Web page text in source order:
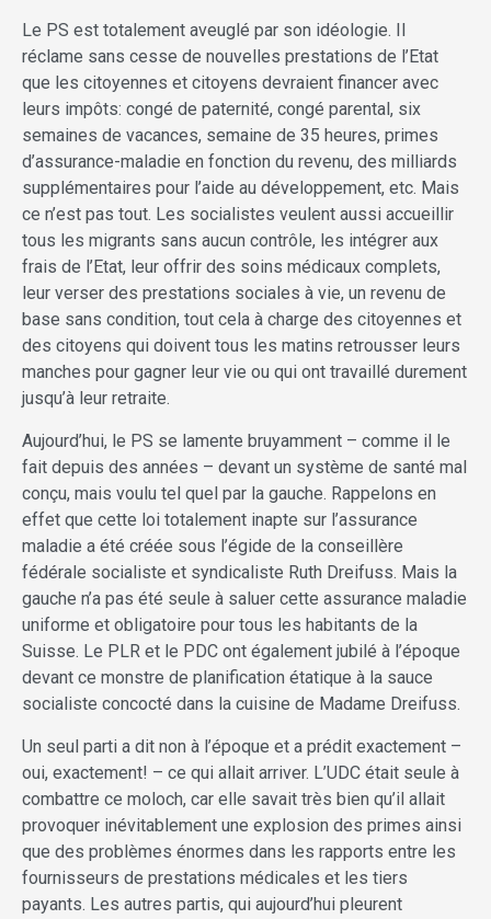
Le PS est totalement aveuglé par son idéologie. Il
réclame sans cesse de nouvelles prestations de l’Etat
que les citoyennes et citoyens devraient financer avec
leurs impôts: congé de paternité, congé parental, six
semaines de vacances, semaine de 35 heures, primes
d’assurance-maladie en fonction du revenu, des milliards
supplémentaires pour l’aide au développement, etc. Mais
ce n’est pas tout. Les socialistes veulent aussi accueillir
tous les migrants sans aucun contrôle, les intégrer aux
frais de l’Etat, leur offrir des soins médicaux complets,
leur verser des prestations sociales à vie, un revenu de
base sans condition, tout cela à charge des citoyennes et
des citoyens qui doivent tous les matins retrousser leurs
manches pour gagner leur vie ou qui ont travaillé durement
jusqu’à leur retraite.
Aujourd’hui, le PS se lamente bruyamment – comme il le
fait depuis des années – devant un système de santé mal
conçu, mais voulu tel quel par la gauche. Rappelons en
effet que cette loi totalement inapte sur l’assurance
maladie a été créée sous l’égide de la conseillère
fédérale socialiste et syndicaliste Ruth Dreifuss. Mais la
gauche n’a pas été seule à saluer cette assurance maladie
uniforme et obligatoire pour tous les habitants de la
Suisse. Le PLR et le PDC ont également jubilé à l’époque
devant ce monstre de planification étatique à la sauce
socialiste concocté dans la cuisine de Madame Dreifuss.
Un seul parti a dit non à l’époque et a prédit exactement –
oui, exactement! – ce qui allait arriver. L’UDC était seule à
combattre ce moloch, car elle savait très bien qu’il allait
provoquer inévitablement une explosion des primes ainsi
que des problèmes énormes dans les rapports entre les
fournisseurs de prestations médicales et les tiers
payants. Les autres partis, qui aujourd’hui pleurent